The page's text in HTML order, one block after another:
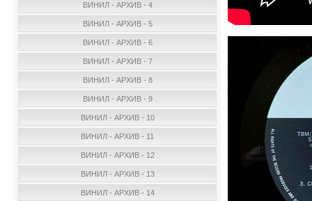
ВИНИЛ - АРХИВ - 4
ВИНИЛ - АРХИВ - 5
ВИНИЛ - АРХИВ - 6
ВИНИЛ - АРХИВ - 7
ВИНИЛ - АРХИВ - 8
ВИНИЛ - АРХИВ - 9
ВИНИЛ - АРХИВ - 10
ВИНИЛ - АРХИВ - 11
ВИНИЛ - АРХИВ - 12
ВИНИЛ - АРХИВ - 13
ВИНИЛ - АРХИВ - 14